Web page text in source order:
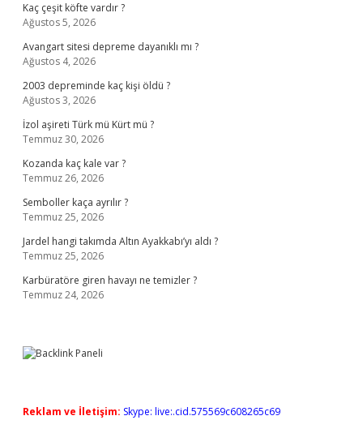
Kaç çeşit köfte vardır ?
Ağustos 5, 2026
Avangart sitesi depreme dayanıklı mı ?
Ağustos 4, 2026
2003 depreminde kaç kişi öldü ?
Ağustos 3, 2026
İzol aşireti Türk mü Kürt mü ?
Temmuz 30, 2026
Kozanda kaç kale var ?
Temmuz 26, 2026
Semboller kaça ayrılır ?
Temmuz 25, 2026
Jardel hangi takımda Altın Ayakkabı’yı aldı ?
Temmuz 25, 2026
Karbüratöre giren havayı ne temizler ?
Temmuz 24, 2026
Reklam ve İletişim: Skype: live:.cid.575569c608265c69